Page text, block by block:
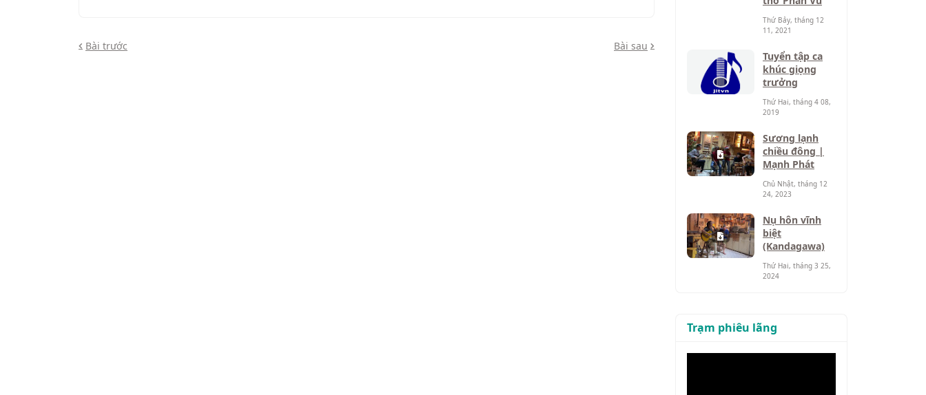
Bài trước Bài sau
Thứ Bảy, tháng 12
11, 2021
Tuyển tập ca
khúc giọng
trưởng
Thứ Hai, tháng 4 08,
2019
Sương lạnh
chiều đông |
Mạnh Phát
Chủ Nhật, tháng 12
24, 2023
Nụ hôn vĩnh
biệt
(Kandagawa)
Thứ Hai, tháng 3 25,
2024
Trạm phiêu lãng